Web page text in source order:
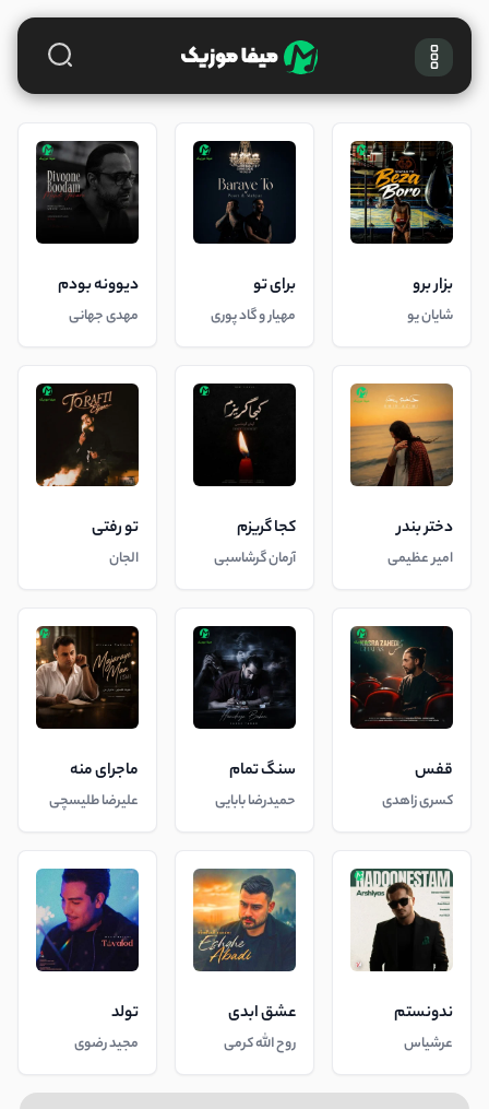
بزار برو
شایان یو
برای تو
مهیار و گاد پوری
دیوونه بودم
مهدی جهانی
دختر بندر
امیر عظیمی
کجا گریزم
آرمان گرشاسبی
تو رفتی
الجان
قفس
کسری زاهدی
سنگ تمام
حمیدرضا بابایی
ماجرای منه
علیرضا طلیسچی
ندونستم
عرشیاس
عشق ابدی
روح الله کرمی
تولد
مجید رضوی